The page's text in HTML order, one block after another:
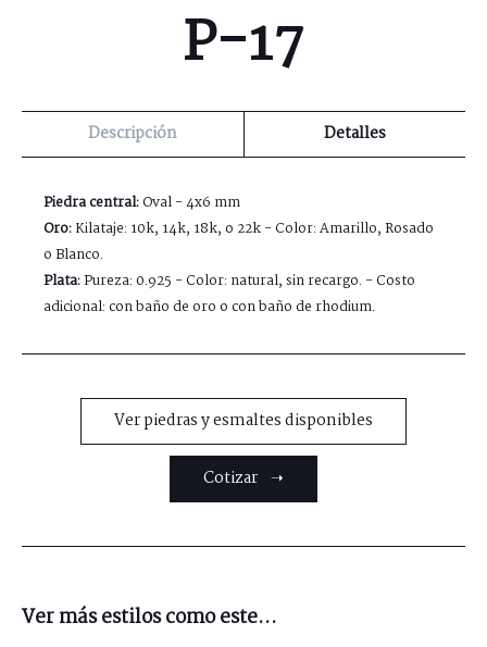
P-17
Descripción Detalles
Piedra central:Oval - 4x6 mm
Oro:Kilataje: 10k, 14k, 18k, o 22k - Color: Amarillo, Rosado
o Blanco.
Plata:Pureza: 0.925 - Color: natural, sin recargo. - Costo
adicional: con baño de oro o con baño de rhodium.
Ver piedras y esmaltes disponibles
Cotizar ➝
Ver más estilos como este...